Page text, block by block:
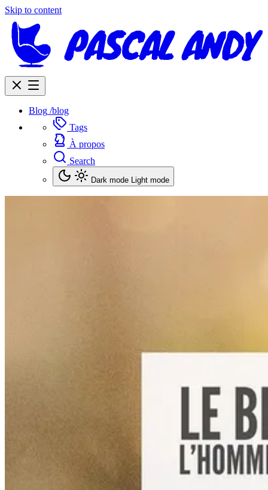
Skip to content
Blog /blog
Tags
À propos
Search
Dark mode Light mode